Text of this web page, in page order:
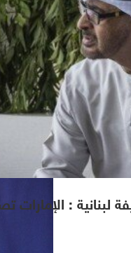
News
Politics
Sana'a
2020-04-07 | Since 1 Week
لبنانية :